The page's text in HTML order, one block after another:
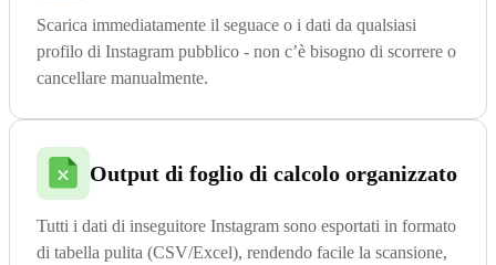
Scarica immediatamente il seguace o i dati da qualsiasi
profilo di Instagram pubblico - non c’è bisogno di scorrere o
cancellare manualmente.
Output di foglio di calcolo organizzato
Tutti i dati di inseguitore Instagram sono esportati in formato
di tabella pulita (CSV/Excel), rendendo facile la scansione,